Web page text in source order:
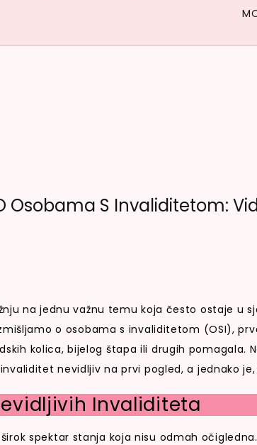
Osobama S Invaliditetom:
na jednu važnu temu koja često ostaje u
o osobama s invaliditetom (OSI),
kolica, bijelog štapa ili drugih pomagala.
nevidljiv na prvi pogled, a jednako je,
Invaliditeta
spektar stanja koja nisu odmah